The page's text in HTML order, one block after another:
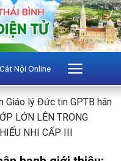
Nội Online
Giáo lý Đức tin GPTB hân
LỚN LÊN TRONG
NHI CẤP III